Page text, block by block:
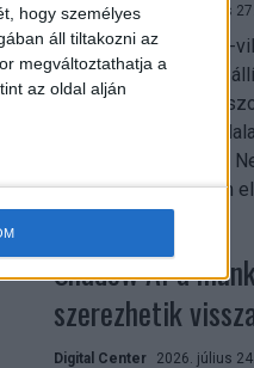
hogy személyes
áll tiltakozni az
megváltoztathatja a
az oldal alján
Digital Center 2026. július 27.
A 2026-os labdarúgó-
streamingrekordokat
közszolgálati
technológiai
– írja a Broadband TV
az átlagos nézőszám
Shadow AI a
szerezhetik
Digital Center 2026. július 24.